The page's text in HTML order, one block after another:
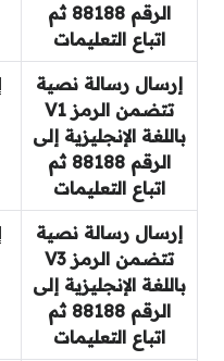
الرقم 88188 ثم
اتباع التعليمات
إرسال رسالة نصية
تتضمن الرمز V1
باللغة الإنجليزية إلى
الرقم 88188 ثم
اتباع التعليمات
إرسال رسالة نصية
تتضمن الرمز V3
باللغة الإنجليزية إلى
الرقم 88188 ثم
اتباع التعليمات